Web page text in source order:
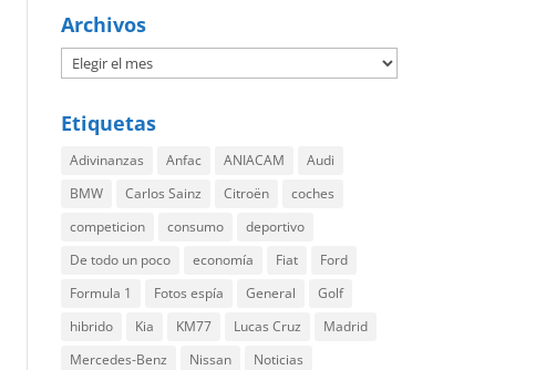
Archivos
Etiquetas
Adivinanzas Anfac ANIACAM
Audi
BMW
Carlos Sainz Citroën
coches
competicion
consumo
deportivo
De todo un poco
economía Fiat
Ford
Formula 1
Fotos espía General
Golf
hibrido
Kia KM77 Lucas Cruz
Madrid
Mercedes-Benz
Nissan
Noticias